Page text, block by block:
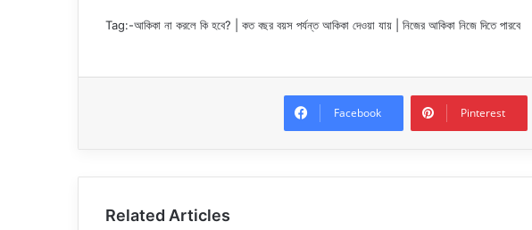
Tag:-আকিকা না করলে কি হবে? | কত বছর বয়স পর্যন্ত আকিকা দেওয়া যায় | নিজের আকিকা নিজে দিতে পারবে
Facebook Pinterest
Related Articles